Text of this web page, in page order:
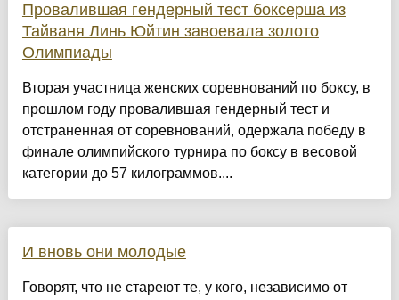
Провалившая гендерный тест боксерша из
Тайваня Линь Юйтин завоевала золото
Олимпиады
Вторая участница женских соревнований по боксу, в
прошлом году провалившая гендерный тест и
отстраненная от соревнований, одержала победу в
финале олимпийского турнира по боксу в весовой
категории до 57 килограммов....
И вновь они молодые
Говорят, что не стареют те, у кого, независимо от